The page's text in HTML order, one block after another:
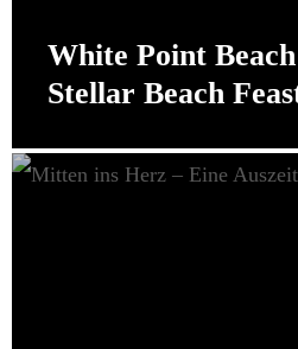
White Point
Stellar Beach